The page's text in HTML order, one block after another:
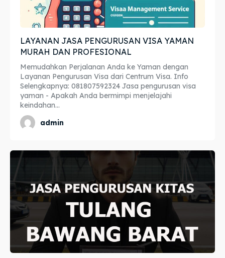
Penerjemah
Asuransi
Blog
Penerjemah
Asuransi
Blog
LAYANAN JASA PENGURUSAN VISA YAMAN
MURAH DAN PROFESIONAL
Memudahkan Perjalanan Anda ke Yaman dengan
Layanan Pengurusan Visa dari Centrum Visa. Info
Selengkapnya: 081807592324 Jasa pengurusan visa
yaman - Apakah Anda bermimpi menjelajahi
keindahan...
admin